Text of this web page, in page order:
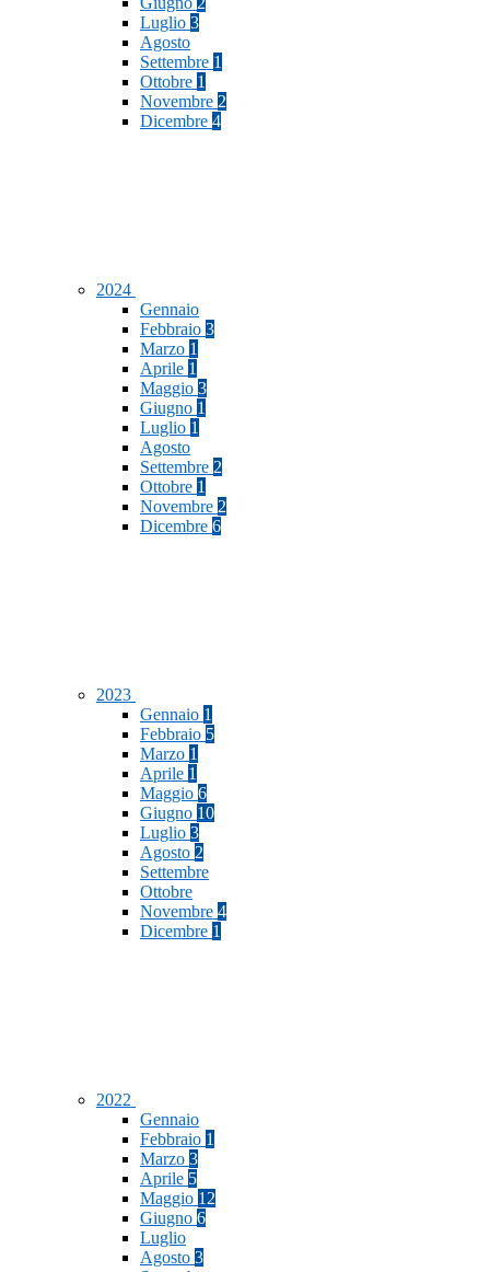
Luglio 3
Agosto
Settembre 1
Ottobre 1
Novembre 2
Dicembre 4
2024
Gennaio
Febbraio 3
Marzo 1
Aprile 1
Maggio 3
Giugno 1
Luglio 1
Agosto
Settembre 2
Ottobre 1
Novembre 2
Dicembre 6
2023
Gennaio 1
Febbraio 5
Marzo 1
Aprile 1
Maggio 6
Giugno 10
Luglio 3
Agosto 2
Settembre
Ottobre
Novembre 4
Dicembre 1
2022
Gennaio
Febbraio 1
Marzo 3
Aprile 5
Maggio 12
Giugno 6
Luglio
Agosto 3